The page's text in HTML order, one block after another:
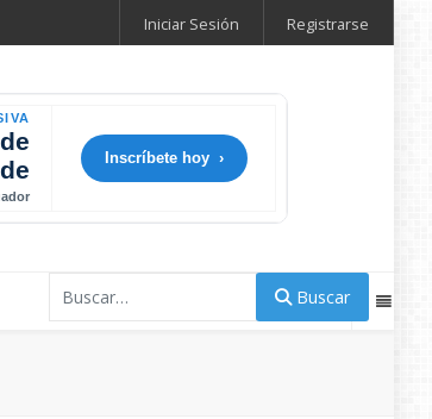
Iniciar Sesión Registrarse
Inscríbete hoy ›
Buscar